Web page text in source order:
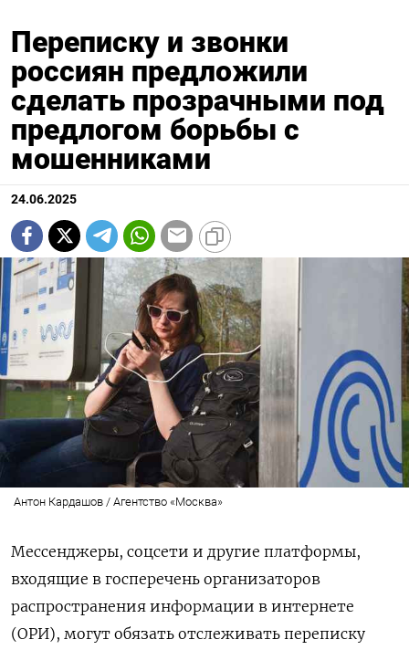
Переписку и звонки
россиян предложили
сделать прозрачными под
предлогом борьбы с
мошенниками
24.06.2025
Антон Кардашов / Агентство «Москва»
Мессенджеры, соцсети и другие платформы,
входящие в госперечень организаторов
распространения информации в интернете
(ОРИ), могут обязать отслеживать переписку